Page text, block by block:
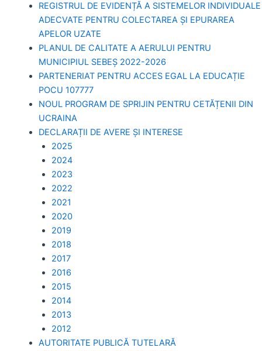
REGISTRUL DE EVIDENȚĂ A SISTEMELOR INDIVIDUALE
ADECVATE PENTRU COLECTAREA ȘI EPURAREA
APELOR UZATE
PLANUL DE CALITATE A AERULUI PENTRU
MUNICIPIUL SEBEȘ 2022-2026
PARTENERIAT PENTRU ACCES EGAL LA EDUCAȚIE
POCU 107777
NOUL PROGRAM DE SPRIJIN PENTRU CETĂȚENII DIN
UCRAINA
DECLARAȚII DE AVERE ȘI INTERESE
2025
2024
2023
2022
2021
2020
2019
2018
2017
2016
2015
2014
2013
2012
AUTORITATE PUBLICĂ TUTELARĂ